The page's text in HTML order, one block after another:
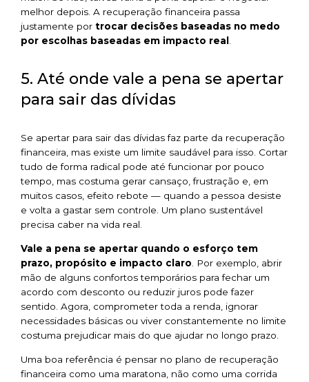
melhor depois. A recuperação financeira passa
justamente por trocar decisões baseadas no medo
por escolhas baseadas em impacto real
5. Até onde vale a pena se apertar
para sair das dívidas
Se apertar para sair das dívidas faz parte da recuperação
financeira, mas existe um limite saudável para isso. Cortar
tudo de forma radical pode até funcionar por pouco
tempo, mas costuma gerar cansaço, frustração e, em
muitos casos, efeito rebote — quando a pessoa desiste
e volta a gastar sem controle. Um plano sustentável
precisa caber na vida real.
Vale a pena se apertar quando o esforço tem
prazo, propósito e impacto claro . Por exemplo, abrir
mão de alguns confortos temporários para fechar um
acordo com desconto ou reduzir juros pode fazer
sentido. Agora, comprometer toda a renda, ignorar
necessidades básicas ou viver constantemente no limite
costuma prejudicar mais do que ajudar no longo prazo.
Uma boa referência é pensar no plano de recuperação
financeira como uma maratona, não como uma corrida